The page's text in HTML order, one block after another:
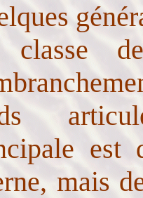
classe
est
mais